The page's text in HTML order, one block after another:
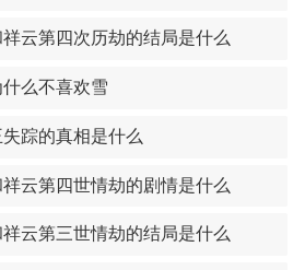
祥云第四次历劫的结局是什么
什么不喜欢雪
失踪的真相是什么
祥云第四世情劫的剧情是什么
祥云第三世情劫的结局是什么